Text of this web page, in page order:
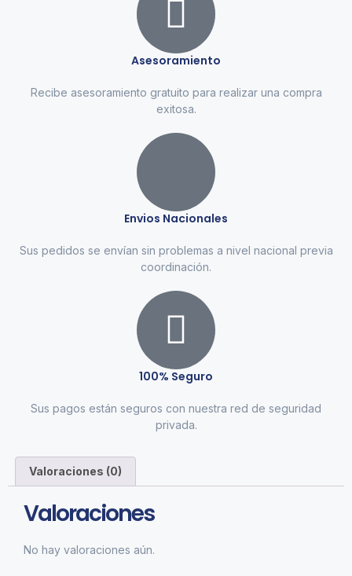
Asesoramiento
Recibe asesoramiento gratuito para realizar una compra
exitosa.
Envios Nacionales
Sus pedidos se envían sin problemas a nivel nacional previa
coordinación.
100% Seguro
Sus pagos están seguros con nuestra red de seguridad
privada.
Valoraciones (0)
Valoraciones
No hay valoraciones aún.